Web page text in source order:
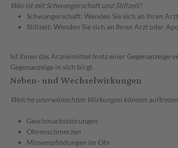
Was ist mit Schwangerschaft und Stillzeit?
Schwangerschaft: Wenden Sie sich an Ihren
Stillzeit: Wenden Sie sich an Ihren Arzt oder
Ist Ihnen das Arzneimittel trotz einer Gegenanzeige
Gegenanzeige in sich birgt.
Neben- und Wechselwirkungen
Welche unerwünschten Wirkungen können
Geschmacksstörungen
Ohrenschmerzen
Missempfindungen im Ohr